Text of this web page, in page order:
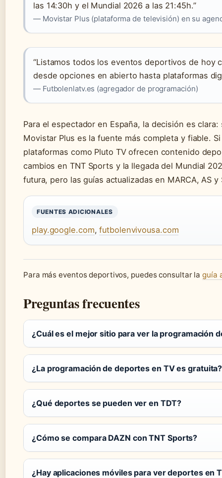
las 14:30h y el Mundial 2026 a las 21:45h.”
— Movistar Plus (plataforma de televisión) en su
“Listamos todos los eventos deportivos de hoy
desde opciones en abierto hasta plataformas
— Futbolenlatv.es (agregador de programación)
Para el espectador en España, la decisión es
Movistar Plus es la fuente más completa y fiable.
plataformas como Pluto TV ofrecen contenido
cambios en TNT Sports y la llegada del Mundial
futura, pero las guías actualizadas en MARCA, AS
FUENTES ADICIONALES
play.google.com,futbolenvivousa.com
Para más eventos deportivos, puedes consultar laguía
Preguntas frecuentes
¿Cuál es el mejor sitio para ver la programación
¿La programación de deportes en TV es gratuita?
¿Qué deportes se pueden ver en TDT?
¿Cómo se compara DAZN con TNT Sports?
¿Hay aplicaciones móviles para ver deportes en